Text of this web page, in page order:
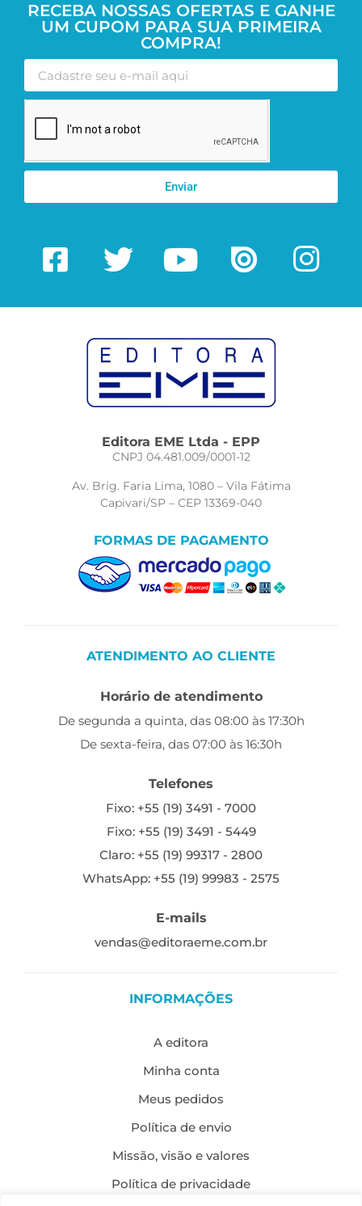
RECEBA NOSSAS OFERTAS E GANHE
UM CUPOM PARA SUA PRIMEIRA
COMPRA!
Enviar
Editora EME Ltda - EPP
CNPJ 04.481.009/0001-12
Av. Brig. Faria Lima, 1080 – Vila Fátima
Capivari/SP – CEP 13369-040
FORMAS DE PAGAMENTO
ATENDIMENTO AO CLIENTE
Horário de atendimento
De segunda a quinta, das 08:00 às 17:30h
De sexta-feira, das 07:00 às 16:30h
Telefones
Fixo: +55 (19) 3491 - 7000
Fixo: +55 (19) 3491 - 5449
Claro: +55 (19) 99317 - 2800
WhatsApp: +55 (19) 99983 - 2575
E-mails
vendas@editoraeme.com.br
INFORMAÇÕES
A editora
Minha conta
Meus pedidos
Política de envio
Missão, visão e valores
Política de privacidade